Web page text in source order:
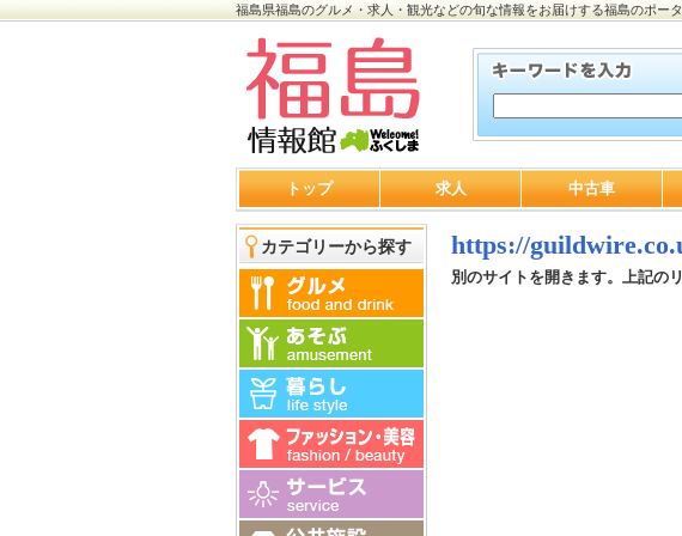
福島県福島のグルメ・求人・観光などの旬な情報をお届けする福島のポー
トップ 求人 中古車
カテゴリーから探す https://
別のサイトを開きます。上記の